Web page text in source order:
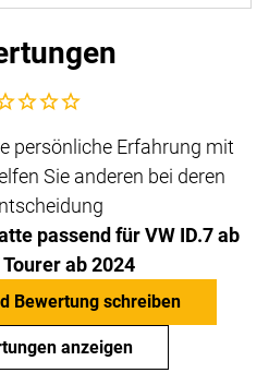
keine Bewertungen abgegeben
persönliche Erfahrung mit
Sie anderen bei deren
passend für VW ID.7 ab
ab 2024
Bewertung schreiben
anzeigen